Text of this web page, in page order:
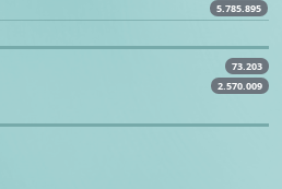
5.785.895
73.203
2.570.009